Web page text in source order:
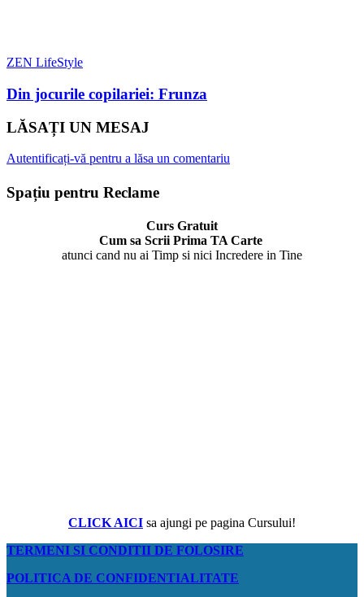
ZEN LifeStyle
Din jocurile copilariei: Frunza
LĂSAȚI UN MESAJ
Autentificați-vă pentru a lăsa un comentariu
Spațiu pentru Reclame
Curs Gratuit
Cum sa Scrii Prima TA Carte
atunci cand nu ai Timp si nici Incredere in Tine
CLICK AICI sa ajungi pe pagina Cursului!
TERMENI SI CONDITII DE FOLOSIRE
POLITICA DE CONFIDENTIALITATE